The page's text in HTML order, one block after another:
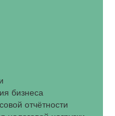
бизнеса
отчётности